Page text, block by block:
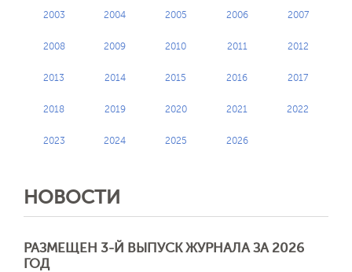
2003 2004 2005 2006 2007
2008 2009 2010 2011 2012
2013 2014 2015 2016 2017
2018 2019 2020 2021 2022
2023 2024 2025 2026
НОВОСТИ
РАЗМЕЩЕН 3-Й ВЫПУСК ЖУРНАЛА ЗА 2026
ГОД